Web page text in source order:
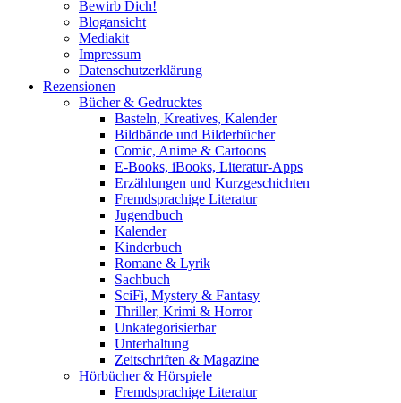
Bewirb Dich!
Blogansicht
Mediakit
Impressum
Datenschutzerklärung
Rezensionen
Bücher & Gedrucktes
Basteln, Kreatives, Kalender
Bildbände und Bilderbücher
Comic, Anime & Cartoons
E-Books, iBooks, Literatur-Apps
Erzählungen und Kurzgeschichten
Fremdsprachige Literatur
Jugendbuch
Kalender
Kinderbuch
Romane & Lyrik
Sachbuch
SciFi, Mystery & Fantasy
Thriller, Krimi & Horror
Unkategorisierbar
Unterhaltung
Zeitschriften & Magazine
Hörbücher & Hörspiele
Fremdsprachige Literatur